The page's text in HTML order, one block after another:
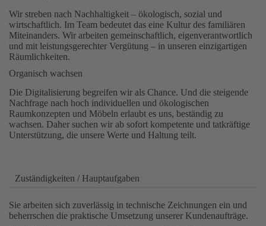
Wir streben nach Nachhaltigkeit – ökologisch, sozial und
wirtschaftlich. Im Team bedeutet das eine Kultur des familiären
Miteinanders. Wir arbeiten gemeinschaftlich, eigenverantwortlich
und mit leistungsgerechter Vergütung – in unseren einzigartigen
Räumlichkeiten.
Organisch wachsen
Die Digitalisierung begreifen wir als Chance. Und die steigende
Nachfrage nach hoch individuellen und ökologischen
Raumkonzepten und Möbeln erlaubt es uns, beständig zu
wachsen. Daher suchen wir ab sofort kompetente und tatkräftige
Unterstützung, die unsere Werte und Haltung teilt.
Zuständigkeiten / Hauptaufgaben
Sie arbeiten sich zuverlässig in technische Zeichnungen ein und
beherrschen die praktische Umsetzung unserer Kundenaufträge.